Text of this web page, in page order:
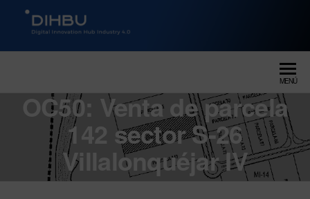
DIGITAL INNOVATION HUB
MENÚ
OC50: Venta de parcela
142 sector S-26
Villalonquéjar IV